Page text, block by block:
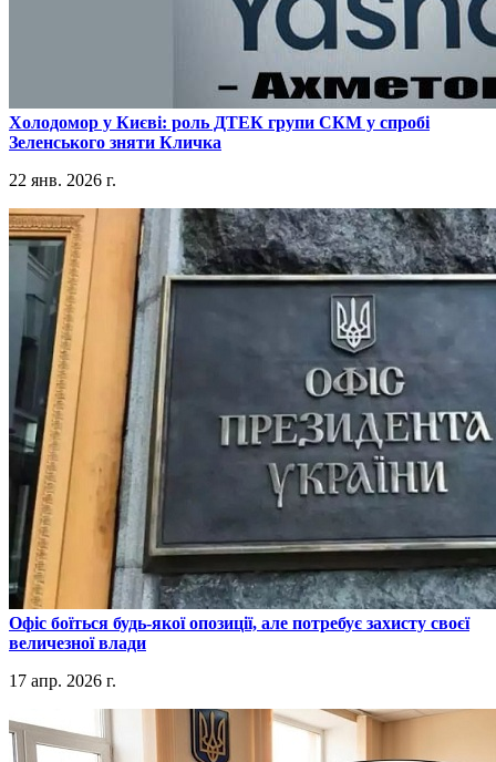
​Холодомор у Києві: роль ДТЕК групи СКМ у спробі
Зеленського зняти Кличка
22 янв. 2026 г.
​Офіс боїться будь-якої опозиції, але потребує захисту своєї
величезної влади
17 апр. 2026 г.